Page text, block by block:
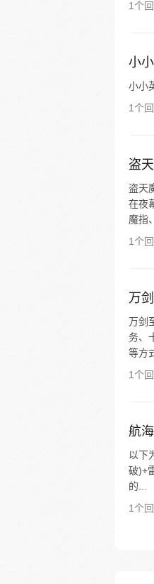
1个
小
小小
1个
盗
盗天
在夜
魔指
1个
万
万剑
务、
等方
1个
航
以下
破)+
的...
1个